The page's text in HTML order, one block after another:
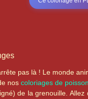
pas là ! Le monde
noscoloriages de
de la grenouille.